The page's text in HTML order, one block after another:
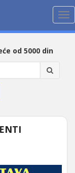
od 5000 din